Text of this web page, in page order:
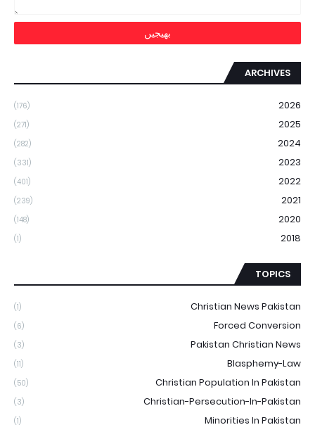
ARCHIVES
2026
(176)
2025
(271)
2024
(282)
2023
(331)
2022
(401)
2021
(239)
2020
(148)
2018
(1)
TOPICS
Christian News Pakistan
(1)
Forced Conversion
(6)
Pakistan Christian News
(3)
Blasphemy-Law
(11)
Christian Population In Pakistan
(50)
Christian-Persecution-In-Pakistan
(3)
Minorities In Pakistan
(1)